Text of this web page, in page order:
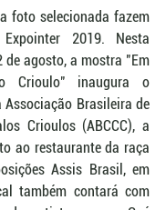
foto selecionada fazem
2019. Nesta
agosto, a mostra "Em
Crioulo" inaugura o
Associação Brasileira de
Crioulos (ABCCC), a
ao restaurante da raça
Assis Brasil, em
também contará com